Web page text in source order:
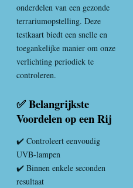
onderdelen van een gezonde
terrariumopstelling. Deze
testkaart biedt een snelle en
toegankelijke manier om onze
verlichting periodiek te
controleren.
✅ Belangrijkste
Voordelen op een Rij
✔️ Controleert eenvoudig
UVB-lampen
✔️ Binnen enkele seconden
resultaat